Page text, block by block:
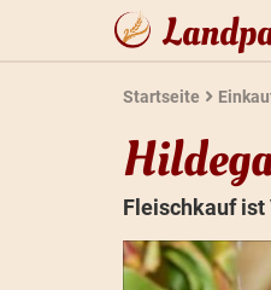
Startseite
Fleischkauf